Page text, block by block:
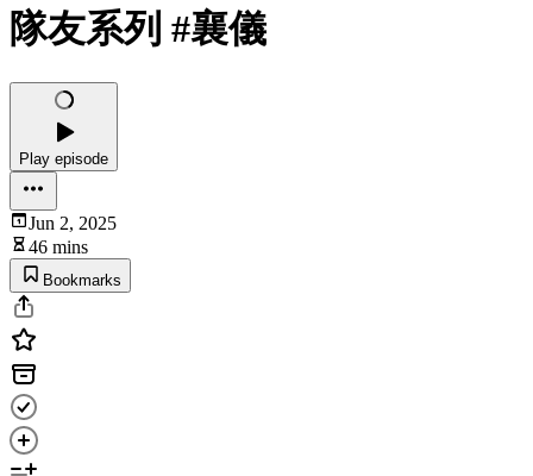
隊友系列 #襄儀
Play episode
Jun 2, 2025
46 mins
Bookmarks